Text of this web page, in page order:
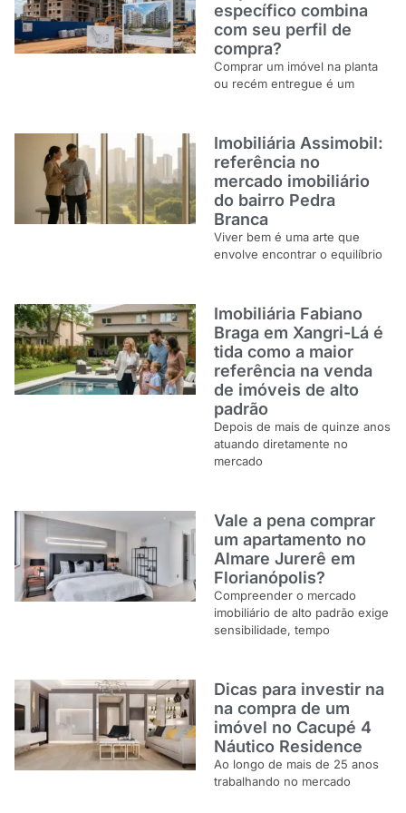
específico combina
com seu perfil de
compra?
Comprar um imóvel na planta
ou recém entregue é um
Imobiliária Assimobil:
referência no
mercado imobiliário
do bairro Pedra
Branca
Viver bem é uma arte que
envolve encontrar o equilíbrio
Imobiliária Fabiano
Braga em Xangri-Lá é
tida como a maior
referência na venda
de imóveis de alto
padrão
Depois de mais de quinze anos
atuando diretamente no
mercado
Vale a pena comprar
um apartamento no
Almare Jurerê em
Florianópolis?
Compreender o mercado
imobiliário de alto padrão exige
sensibilidade, tempo
Dicas para investir na
na compra de um
imóvel no Cacupé 4
Náutico Residence
Ao longo de mais de 25 anos
trabalhando no mercado